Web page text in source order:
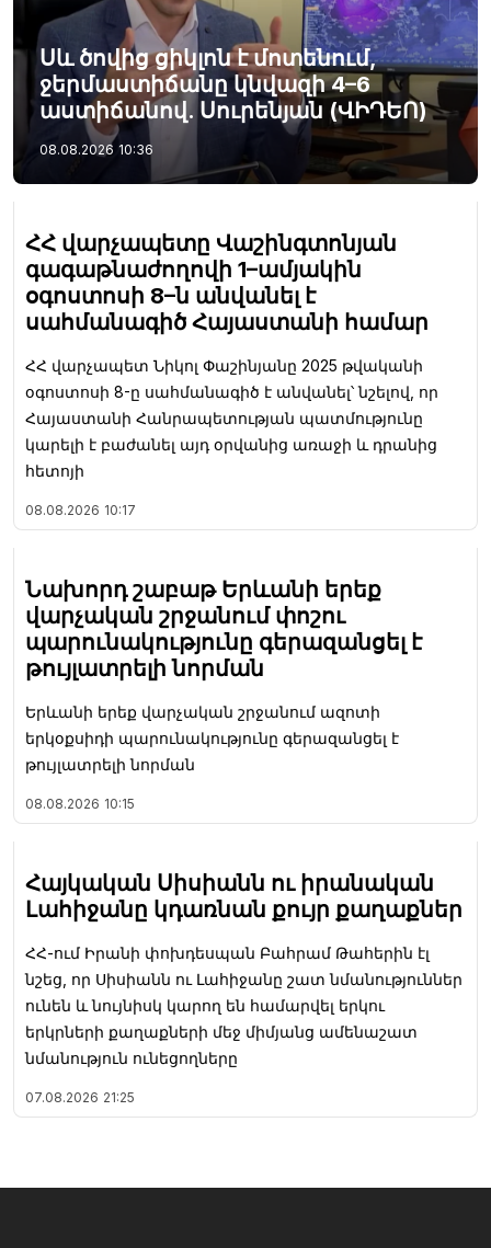
Սև ծովից ցիկլոն է մոտենում,
ջերմաստիճանը կնվազի 4–6
աստիճանով. Սուրենյան (ՎԻԴԵՈ)
08.08.2026 10:36
ՀՀ վարչապետը Վաշինգտոնյան
գագաթնաժողովի 1–ամյակին
օգոստոսի 8–ն անվանել է
սահմանագիծ Հայաստանի համար
ՀՀ վարչապետ Նիկոլ Փաշինյանը 2025 թվականի
օգոստոսի 8-ը սահմանագիծ է անվանել՝ նշելով, որ
Հայաստանի Հանրապետության պատմությունը
կարելի է բաժանել այդ օրվանից առաջի և դրանից
հետոյի
08.08.2026 10:17
Նախորդ շաբաթ Երևանի երեք
վարչական շրջանում փոշու
պարունակությունը գերազանցել է
թույլատրելի նորման
Երևանի երեք վարչական շրջանում ազոտի
երկօքսիդի պարունակությունը գերազանցել է
թույլատրելի նորման
08.08.2026 10:15
Հայկական Սիսիանն ու իրանական
Լահիջանը կդառնան քույր քաղաքներ
ՀՀ-ում Իրանի փոխդեսպան Բահրամ Թահերին էլ
նշեց, որ Սիսիանն ու Լահիջանը շատ նմանություններ
ունեն և նույնիսկ կարող են համարվել երկու
երկրների քաղաքների մեջ միմյանց ամենաշատ
նմանություն ունեցողները
07.08.2026 21:25